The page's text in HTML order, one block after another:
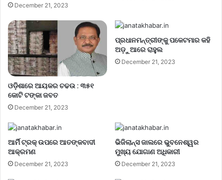
December 21, 2023
ଓଡ଼ିଶାରେ ଆୟକର ଚଢଉ : ୩୫୧
କୋଟି ଟଙ୍କା ଜବତ
December 21, 2023
ପ୍ରଧାନମନ୍ତ୍ରୀଙ୍କୁ ପକେଟମାର କହି
ଅଡ଼ୁଆରେ ରାହୁଲ
December 21, 2023
ଆର୍ମି ଟ୍ରକ୍ ଉପରେ ଆତଙ୍କବାଦୀ
ଆକ୍ରମଣ
December 21, 2023
ଭିଜିଲାନ୍ସ ଜାଲରେ ଭୁବନେଶ୍ୱର
ମୁଖ୍ୟ ଯୋଗାଣ ଅଧିକାରୀ
December 21, 2023